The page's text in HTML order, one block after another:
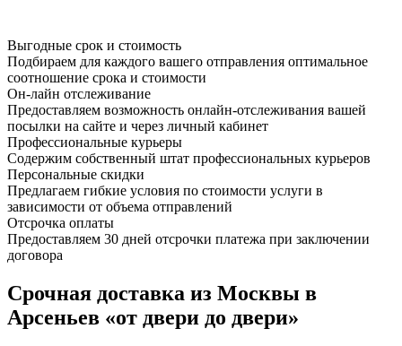
Выгодные срок и стоимость
Подбираем для каждого вашего отправления оптимальное
соотношение срока и стоимости
Он-лайн отслеживание
Предоставляем возможность онлайн-отслеживания вашей
посылки на сайте и через личный кабинет
Профессиональные курьеры
Содержим собственный штат профессиональных курьеров
Персональные скидки
Предлагаем гибкие условия по стоимости услуги в
зависимости от объема отправлений
Отсрочка оплаты
Предоставляем 30 дней отсрочки платежа при заключении
договора
Срочная доставка из Москвы в
Арсеньев «от двери до двери»